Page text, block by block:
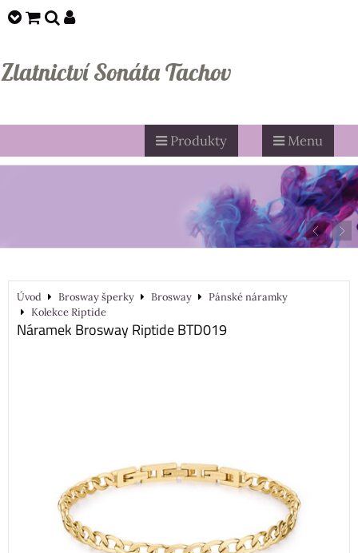
Zlatnictví Sonáta Tachov
Produkty Menu
Úvod Brosway šperky Brosway
Pánské náramky
Kolekce Riptide
Náramek Brosway Riptide BTD019